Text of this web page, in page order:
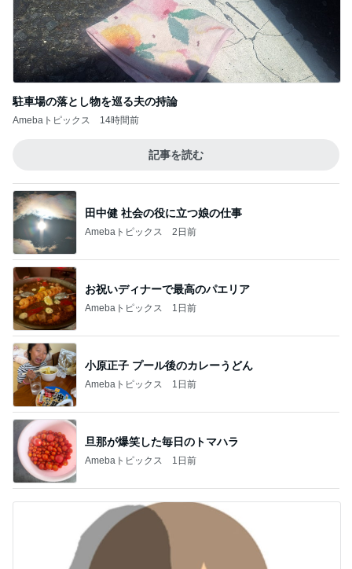
駐車場の落とし物を巡る夫の持論
Amebaトピックス 14時間前
記事を読む
田中健 社会の役に立つ娘の仕事
Amebaトピックス 2日前
お祝いディナーで最高のパエリア
Amebaトピックス 1日前
小原正子 プール後のカレーうどん
Amebaトピックス 1日前
旦那が爆笑した毎日のトマハラ
Amebaトピックス 1日前